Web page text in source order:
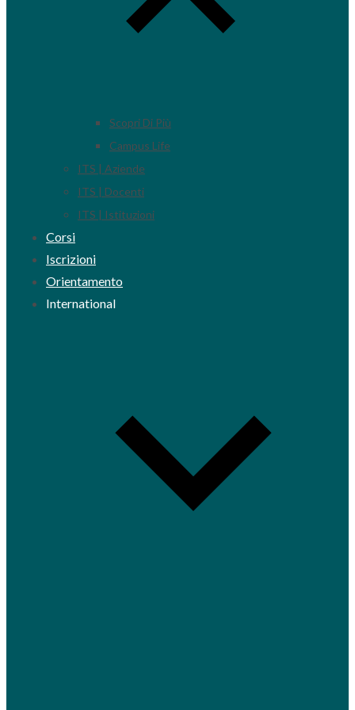
Scopri Di Più
Campus Life
ITS | Aziende
ITS | Docenti
ITS | Istituzioni
Corsi
Iscrizioni
Orientamento
International